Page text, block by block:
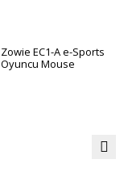
EC1-A e-Sports
Oyuncu Mouse